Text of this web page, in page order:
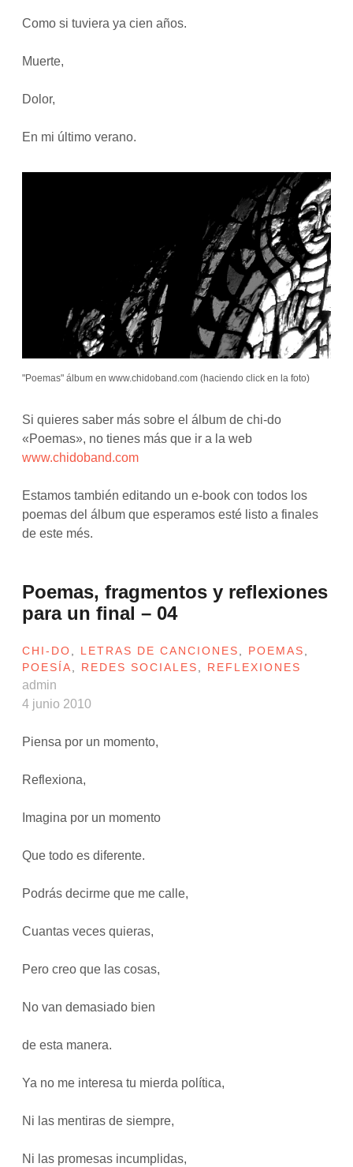
Como si tuviera ya cien años.
Muerte,
Dolor,
En mi último verano.
"Poemas" álbum en www.chidoband.com (haciendo click en la foto)
Si quieres saber más sobre el álbum de chi-do
«Poemas», no tienes más que ir a la web
www.chidoband.com
Estamos también editando un e-book con todos los
poemas del álbum que esperamos esté listo a finales
de este més.
Poemas, fragmentos y reflexiones
para un final – 04
CHI-DO, LETRAS DE CANCIONES, POEMAS,
POESÍA, REDES SOCIALES, REFLEXIONES
admin
4 junio 2010
Piensa por un momento,
Reflexiona,
Imagina por un momento
Que todo es diferente.
Podrás decirme que me calle,
Cuantas veces quieras,
Pero creo que las cosas,
No van demasiado bien
de esta manera.
Ya no me interesa tu mierda política,
Ni las mentiras de siempre,
Ni las promesas incumplidas,